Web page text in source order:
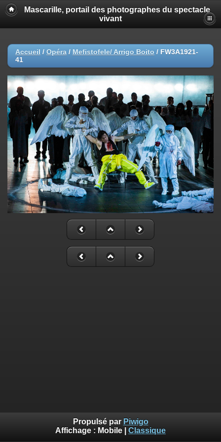
Mascarille, portail des photographes du spectacle
vivant
Accueil / Opéra / Mefistofele/ Arrigo Boito / FW3A1921-
41
Propulsé par Piwigo
Affichage : Mobile Classique